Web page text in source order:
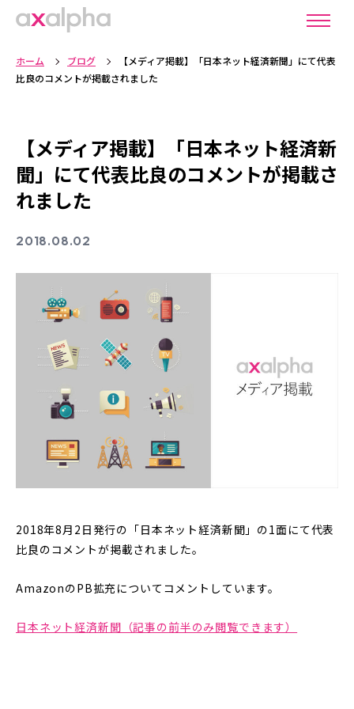
ホーム ブログ
【メディア掲載】「日本ネット経済新聞」にて代表
比良のコメントが掲載されました
【メディア掲載】「日本ネット経済新
聞」にて代表比良のコメントが掲載さ
れました
2018.08.02
2018年8月2日発行の「日本ネット経済新聞」の1面にて代表
比良のコメントが掲載されました。
AmazonのPB拡充についてコメントしています。
日本ネット経済新聞（記事の前半のみ閲覧できます）